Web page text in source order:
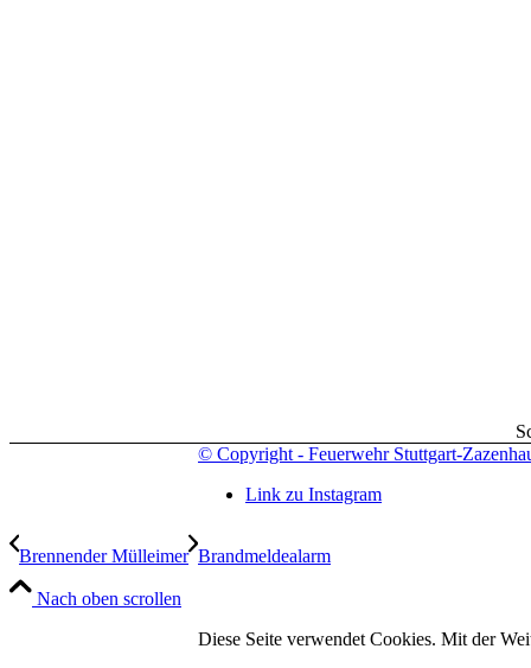
© Copyright - Feuerwehr Stuttgart-
Link zu Instagram
Brennender Mülleimer Brandmeldealarm
Nach oben scrollen
Diese Seite verwendet Cookies. Mit der